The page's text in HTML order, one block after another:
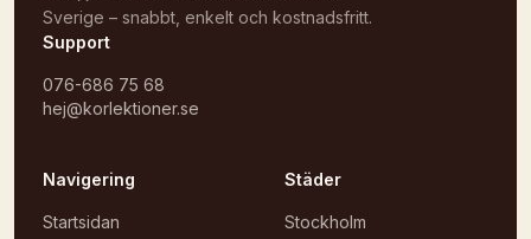
Sverige – snabbt, enkelt och kostnadsfritt.
Support
076-686 75 68
hej@korlektioner.se
Navigering
Startsidan
Städer
Stockholm